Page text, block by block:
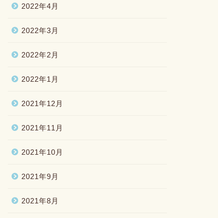
2022年4月
2022年3月
2022年2月
2022年1月
2021年12月
2021年11月
2021年10月
2021年9月
2021年8月